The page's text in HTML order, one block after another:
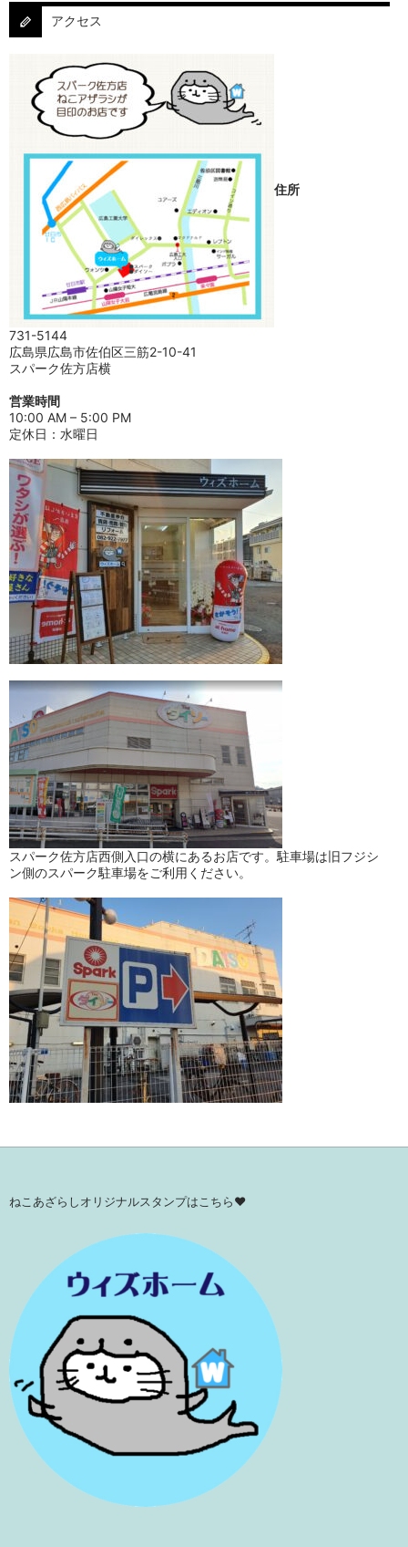
アクセス
住所
731-5144
広島県広島市佐伯区三筋2-10-41
スパーク佐方店横
営業時間
10:00 AM – 5:00 PM
定休日：水曜日
スパーク佐方店西側入口の横にあるお店です。駐車場は旧フジシ
ン側のスパーク駐車場をご利用ください。
ねこあざらしオリジナルスタンプはこちら♥